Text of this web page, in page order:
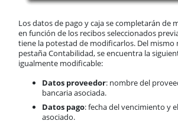
Los datos de pago y caja se completarán de
en función de los recibos seleccionados
tiene la potestad de modificarlos. Del
pestaña Contabilidad, se encuentra la
igualmente modificable:
Datos proveedor: nombre del
bancaria asociada.
Datos pago: fecha del vencimiento y
asociado.